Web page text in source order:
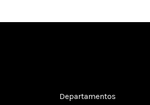
Departamentos